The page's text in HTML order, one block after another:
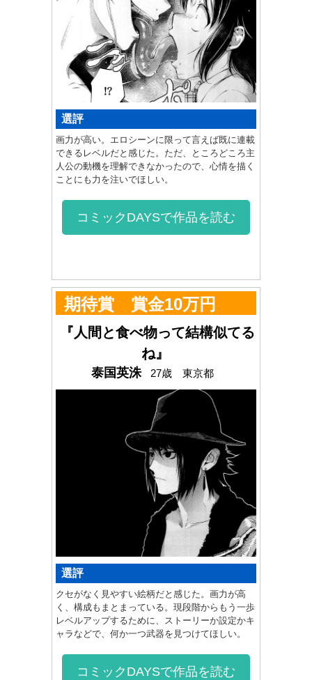
選評
画力が高い。エロシーンに限って言えば既に連載
できるレベルだと感じた。ただ、ところどころ主
人公の動機を理解できなかったので、心情を描く
ことにも力を注いでほしい。
コミックDAYSで作品を読む
期待賞 賞金10万円
『人間と食べ物って結構似てる
ね』
泰国英洙 27歳 東京都
選評
クセがなく見やすい絵柄だと感じた。画力が高
く、構成もまとまっている。現段階からもう一歩
レベルアップするために、ストーリーか設定かキ
ャラなどで、何か一つ武器を見つけてほしい。
コミックDAYSで作品を読む